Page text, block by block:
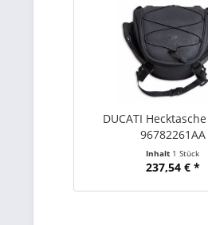
DUCATI
96782261AA
Inhalt 1 Stück
237,54 € *